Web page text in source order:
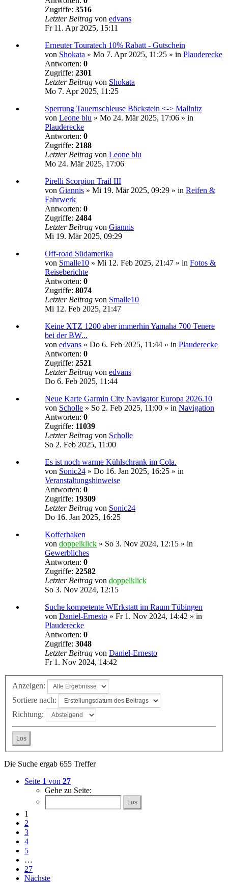
Zugriffe: 3516
Letzter Beitrag von edvans
Fr 11. Apr 2025, 15:11
Erneuter Touratech 10% Rabatt - Gutschein
von Shokata » Mo 7. Apr 2025, 11:25 » in Plauderecke
Antworten: 0
Zugriffe: 2301
Letzter Beitrag von Shokata
Mo 7. Apr 2025, 11:25
Sperrung Tauernschleuse Böckstein <-> Mallnitz
von Leone blu » Mo 24. Mär 2025, 17:06 » in
Plauderecke
Antworten: 0
Zugriffe: 2188
Letzter Beitrag von Leone blu
Mo 24. Mär 2025, 17:06
Pirelli Scorpion Trail III
von Giannis » Mi 19. Mär 2025, 09:29 » in Reifen &
Fahrwerk
Antworten: 0
Zugriffe: 2484
Letzter Beitrag von Giannis
Mi 19. Mär 2025, 09:29
Off-road Südamerika
von Smalle10 » Mi 12. Feb 2025, 21:47 » in Fotos &
Reiseberichte
Antworten: 0
Zugriffe: 8074
Letzter Beitrag von Smalle10
Mi 12. Feb 2025, 21:47
Keine XTZ 1200 aber immerhin Yamaha 700 Tenere
bei der BW...
von edvans » Do 6. Feb 2025, 11:44 » in Plauderecke
Antworten: 0
Zugriffe: 2521
Letzter Beitrag von edvans
Do 6. Feb 2025, 11:44
Neue Karte Garmin City Navigator Europa 2026.10
von Scholle » So 2. Feb 2025, 11:00 » in Navigation
Antworten: 0
Zugriffe: 11039
Letzter Beitrag von Scholle
So 2. Feb 2025, 11:00
Es ist noch warme Kühlschrank im Cola.
von Sonic24 » Do 16. Jan 2025, 16:25 » in
Veranstaltungshinweise
Antworten: 0
Zugriffe: 19309
Letzter Beitrag von Sonic24
Do 16. Jan 2025, 16:25
Kofferhaken
von doppelklick » So 3. Nov 2024, 12:15 » in
Gewerbliches
Antworten: 0
Zugriffe: 22582
Letzter Beitrag von doppelklick
So 3. Nov 2024, 12:15
Suche kompetente WErkstatt im Raum Tübingen
von Daniel-Ernesto » Fr 1. Nov 2024, 14:42 » in
Plauderecke
Antworten: 0
Zugriffe: 3048
Letzter Beitrag von Daniel-Ernesto
Fr 1. Nov 2024, 14:42
Anzeigen:
Sortiere nach:
Richtung:
Die Suche ergab 655 Treffer
Seite 1 von 27
Gehe zu Seite:
1
2
3
4
5
…
27
Nächste